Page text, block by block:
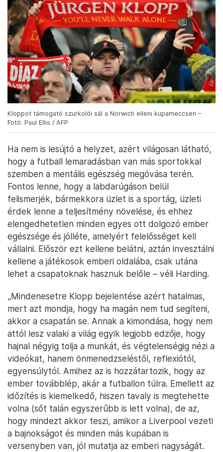
Kloppot támogató szurkolói sál a Norwich elleni kupameccsen –
Fotó: Paul Ellis / AFP
Ha nem is lesújtó a helyzet, azért világosan látható,
hogy a futball lemaradásban van más sportokkal
szemben a mentális egészség megóvása terén.
Fontos lenne, hogy a labdarúgáson belül
felismerjék, bármekkora üzlet is a sportág, üzleti
érdek lenne a teljesítmény növelése, és ehhez
elengedhetetlen minden egyes ott dolgozó ember
egészsége és jólléte, amelyért felelősséget kell
vállalni. Először ezt kellene belátni, aztán invesztálni
kellene a játékosok emberi oldalába, csak utána
lehet a csapatoknak hasznuk belőle – véli Harding.
„Mindenesetre Klopp bejelentése azért hatalmas,
mert azt mondja, hogy ha magán nem tud segíteni,
akkor a csapatán se. Annak a kimondása, hogy nem
attól lesz valaki a világ egyik legjobb edzője, hogy
hajnal négyig tolja a munkát, és végtelenségig nézi a
videókat, hanem önmenedzseléstől, reflexiótól,
egyensúlytól. Amihez az is hozzátartozik, hogy az
ember továbblép, akár a futballon túlra. Emellett az
időzítés is kiemelkedő, hiszen tavaly is megtehette
volna (sőt talán egyszerűbb is lett volna), de az,
hogy mindezt akkor teszi, amikor a Liverpool vezeti
a bajnokságot és minden más kupában is
versenyben van, jól mutatja az emberi nagyságát.